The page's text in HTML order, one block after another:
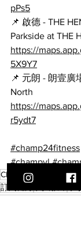
pPs5
📌 啟德 - THE
Parkside at THE
https://
5X9Y7
📌 元朗 - 朗壹廣
North
https://
r5ydt7
#champ24fitness
#champyl
CHAMP 24 FITNESS
訂閱健身